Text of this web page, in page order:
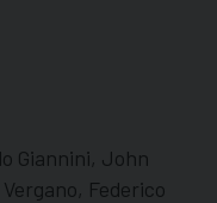
Giannini, John
Federico